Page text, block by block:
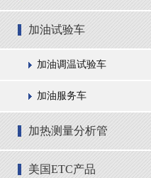
加油试验车
加油调温试验车
加油服务车
加热测量分析管
美国ETC产品